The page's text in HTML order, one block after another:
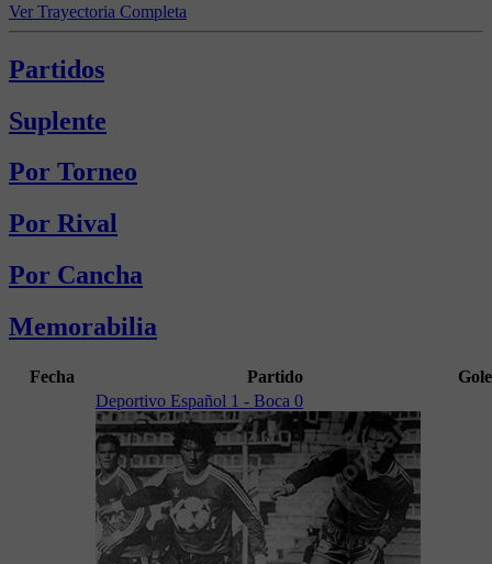
Ver Trayectoria Completa
Partidos
Suplente
Por Torneo
Por Rival
Por Cancha
Memorabilia
Fecha Partido
Deportivo Español 1 - Boca 0